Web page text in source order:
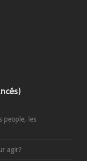
people, les
agir?